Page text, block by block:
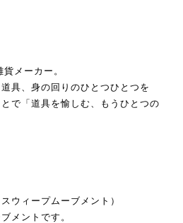
メーカー。
具、身の回りのひとつひとつを
で「道具を愉しむ、もうひとつの
ウィープムーブメント）
メントです。